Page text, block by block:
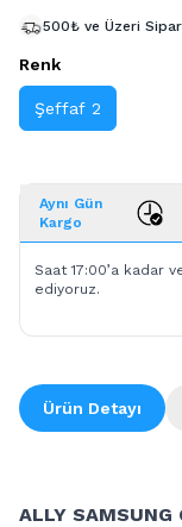
500₺ ve Üzeri
Renk
Şeffaf 2
Aynı Gün
Kargo
Saat 17:00’a kadar
ediyoruz.
Ürün Detayı
ALLY SAMSUNG